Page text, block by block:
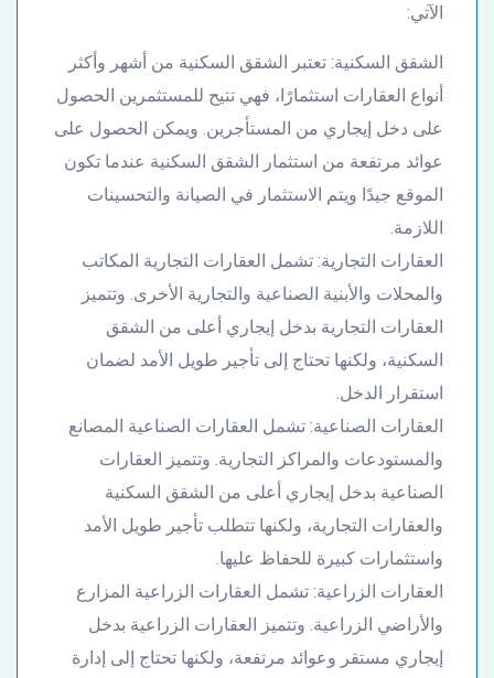
الآتي:
الشقق السكنية: تعتبر الشقق السكنية من أشهر وأكثر
أنواع العقارات استثمارًا، فهي تتيح للمستثمرين الحصول
على دخل إيجاري من المستأجرين. ويمكن الحصول على
عوائد مرتفعة من استثمار الشقق السكنية عندما تكون
الموقع جيدًا ويتم الاستثمار في الصيانة والتحسينات
اللازمة.
العقارات التجارية: تشمل العقارات التجارية المكاتب
والمحلات والأبنية الصناعية والتجارية الأخرى. وتتميز
العقارات التجارية بدخل إيجاري أعلى من الشقق
السكنية، ولكنها تحتاج إلى تأجير طويل الأمد لضمان
استقرار الدخل.
العقارات الصناعية: تشمل العقارات الصناعية المصانع
والمستودعات والمراكز التجارية. وتتميز العقارات
الصناعية بدخل إيجاري أعلى من الشقق السكنية
والعقارات التجارية، ولكنها تتطلب تأجير طويل الأمد
واستثمارات كبيرة للحفاظ عليها.
العقارات الزراعية: تشمل العقارات الزراعية المزارع
والأراضي الزراعية. وتتميز العقارات الزراعية بدخل
إيجاري مستقر وعوائد مرتفعة، ولكنها تحتاج إلى إدارة